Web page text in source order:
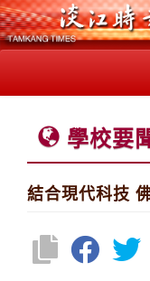
學校要
結合現代科技